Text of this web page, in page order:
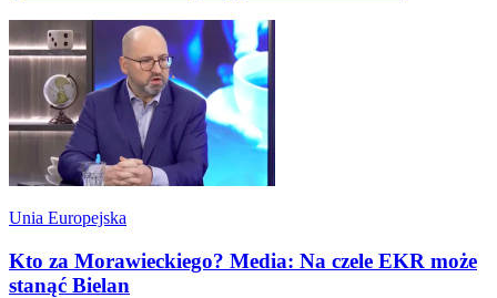
Unia Europejska
Kto za Morawieckiego? Media: Na czele EKR może
stanąć Bielan